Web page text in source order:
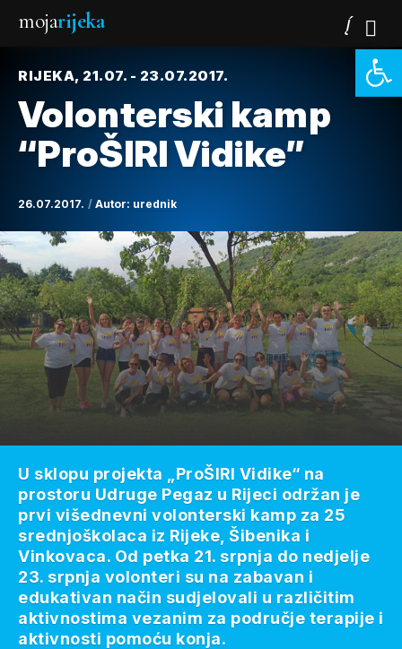
mojarijeka
RIJEKA, 21.07. - 23.07.2017.
Volonterski kamp
“ProŠIRI Vidike”
26.07.2017. Autor: urednik
U sklopu projekta „ProŠIRI Vidike“ na
prostoru Udruge Pegaz u Rijeci održan je
prvi višednevni volonterski kamp za 25
srednjoškolaca iz Rijeke, Šibenika i
Vinkovaca. Od petka 21. srpnja do nedjelje
23. srpnja volonteri su na zabavan i
edukativan način sudjelovali u različitim
aktivnostima vezanim za područje terapije i
aktivnosti pomoću konja.